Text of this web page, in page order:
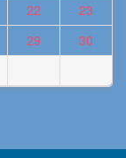
22
23
29
30